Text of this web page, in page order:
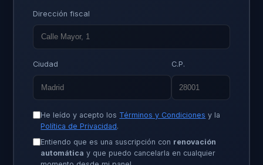
Dirección fiscal
Ciudad C.P.
He leído y acepto los Términos y Condiciones y la
Política de Privacidad.
Entiendo que es una suscripción con renovación
automática y que puedo cancelarla en cualquier